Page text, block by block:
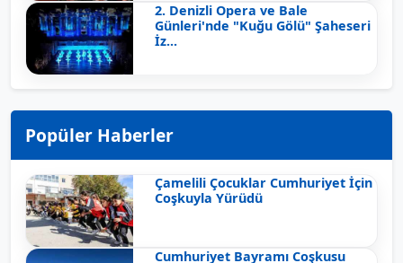
2. Denizli Opera ve Bale
Günleri'nde "Kuğu Gölü" Şaheseri
İz...
Popüler Haberler
Çamelili Çocuklar Cumhuriyet İçin
Coşkuyla Yürüdü
Cumhuriyet Bayramı Coşkusu